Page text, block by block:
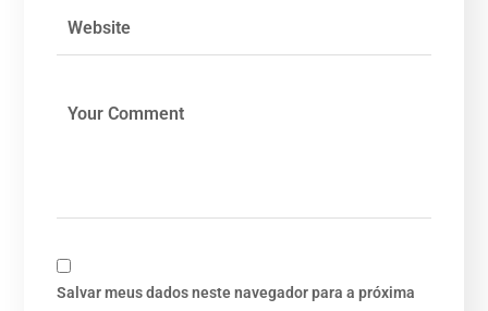
Salvar meus dados neste navegador para a próxima